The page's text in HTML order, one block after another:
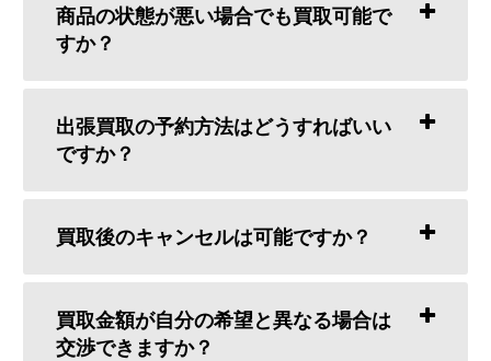
商品の状態が悪い場合でも買取可能で
すか？
出張買取の予約方法はどうすればいい
ですか？
買取後のキャンセルは可能ですか？
買取金額が自分の希望と異なる場合は
交渉できますか？